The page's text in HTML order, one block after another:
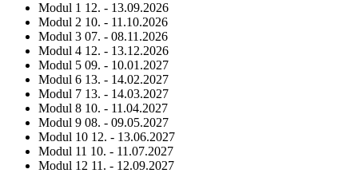
Modul 1 12. - 13.09.2026
Modul 2 10. - 11.10.2026
Modul 3 07. - 08.11.2026
Modul 4 12. - 13.12.2026
Modul 5 09. - 10.01.2027
Modul 6 13. - 14.02.2027
Modul 7 13. - 14.03.2027
Modul 8 10. - 11.04.2027
Modul 9 08. - 09.05.2027
Modul 10 12. - 13.06.2027
Modul 11 10. - 11.07.2027
Modul 12 11. - 12.09.2027